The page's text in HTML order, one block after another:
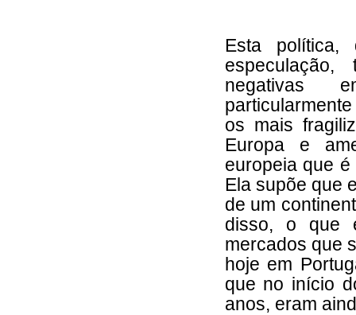
Esta política,
negativas
os mais
Europa e
europeia que
Ela supõe que
de um
disso, o que
mercados que
hoje em
que no início
anos, eram